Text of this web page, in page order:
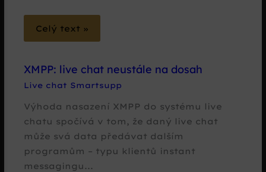
Celý text »
XMPP: live chat neustále na dosah
Live chat Smartsupp
Výhoda nasazení XMPP do systému live
chatu spočívá v tom, že daný live chat
může svá data předávat dalším
programům – typu klientů instant
messagingu...